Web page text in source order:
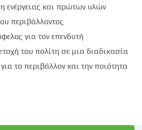
ενέργειας και πρώτων υλών
περιβάλλοντος
για τον επενδυτή
του πολίτη σε μια διαδικασία
το περιβάλλον και την ποιότητα